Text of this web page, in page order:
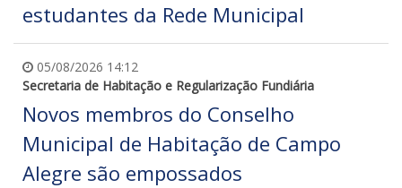
estudantes da Rede Municipal
05/08/2026 14:12
Secretaria de Habitação e Regularização Fundiária
Novos membros do Conselho
Municipal de Habitação de Campo
Alegre são empossados